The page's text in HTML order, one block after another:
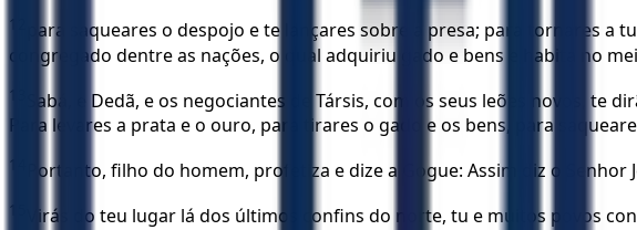
12
para saqueares o despojo e te lançares sobre a presa; para tornares
congregado dentre as nações, o qual adquiriu gado e bens e habita no
13
Sabá, e Dedã, e os negociantes de Társis, com os seus leões novos,
Para levares a prata e o ouro, para tirares o gado e os bens, para
14 Portanto, filho do homem, profetiza e dize a Gogue: Assim diz o
15 Virás do teu lugar lá dos últimos confins do norte, tu e muitos povos